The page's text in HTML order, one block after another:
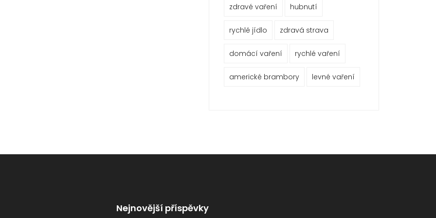
zdravé vaření hubnutí
rychlé jídlo zdravá strava
domácí vaření rychlé vaření
americké brambory levné vaření
Nejnovější příspěvky